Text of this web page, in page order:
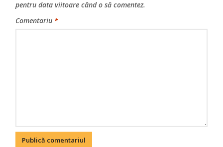
pentru data viitoare când o să comentez.
Comentariu *